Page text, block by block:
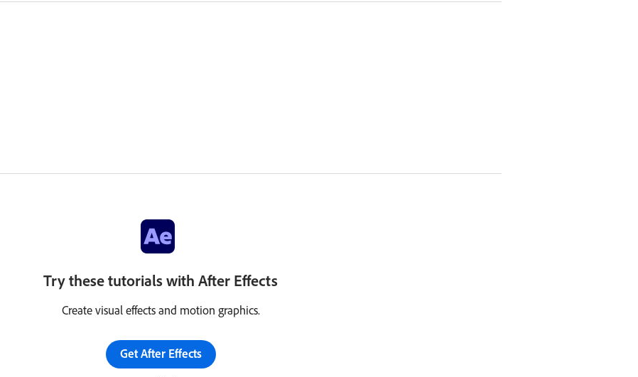
Try these tutorials with After Effects
Create visual effects and motion graphics.
Get After Effects